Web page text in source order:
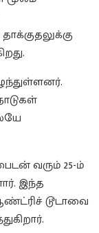
வரும் 25-ம்
இந்த
டூடாவை